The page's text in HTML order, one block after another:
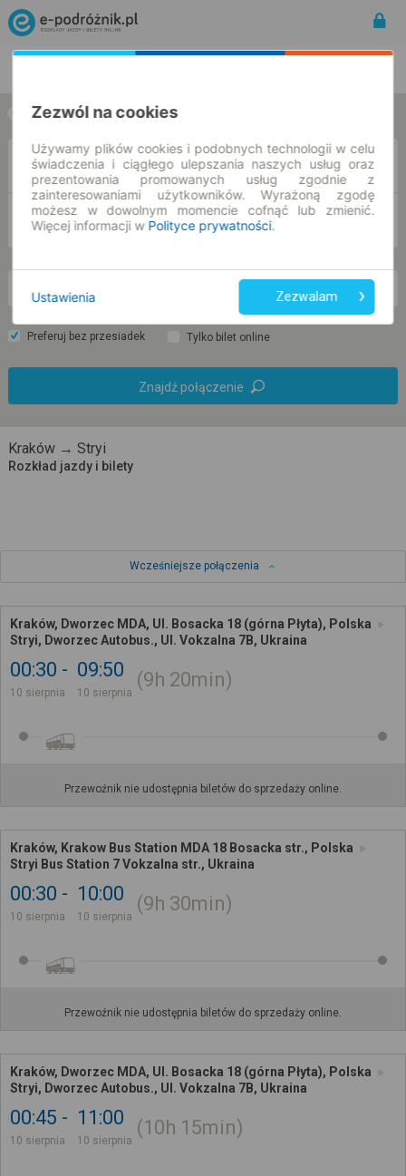
w jedną stronę w obie strony
Z
DO
pn. 10 sie.
Preferuj bez przesiadek Tylko bilet online
Znajdź połączenie
Kraków → Stryi
Rozkład jazdy i bilety
Wcześniejsze połączenia
Kraków, Dworzec MDA, Ul. Bosacka 18 (górna Płyta), Polska
Stryi, Dworzec Autobus., Ul. Vokzalna 7B, Ukraina
00:30
10 sierpnia
09:50
10 sierpnia
9h 20min
Przewoźnik nie udostępnia biletów do sprzedaży online.
Kraków, Krakow Bus Station MDA 18 Bosacka str., Polska
Stryi Bus Station 7 Vokzalna str., Ukraina
00:30
10 sierpnia
10:00
10 sierpnia
9h 30min
Przewoźnik nie udostępnia biletów do sprzedaży online.
Kraków, Dworzec MDA, Ul. Bosacka 18 (górna Płyta), Polska
Stryi, Dworzec Autobus., Ul. Vokzalna 7B, Ukraina
00:45
10 sierpnia
11:00
10 sierpnia
10h 15min
Zezwól na cookies
Używamy plików cookies i podobnych technologii w celu
świadczenia i ciągłego ulepszania naszych usług oraz
prezentowania promowanych usług zgodnie z
zainteresowaniami użytkowników. Wyrażoną zgodę
możesz w dowolnym momencie cofnąć lub zmienić.
Więcej informacji w Polityce prywatności.
Ustawienia Zezwalam